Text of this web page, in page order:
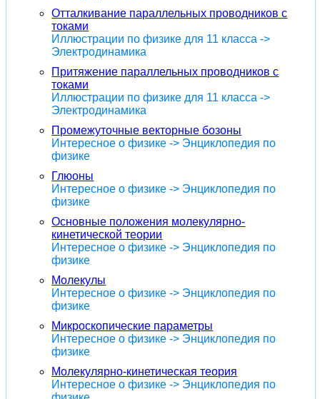
Отталкивание параллельных проводников с
токами
Иллюстрации по физике для 11 класса ->
Электродинамика
Притяжение параллельных проводников с
токами
Иллюстрации по физике для 11 класса ->
Электродинамика
Промежуточные векторные бозоны
Интересное о физике -> Энциклопедия по
физике
Глюоны
Интересное о физике -> Энциклопедия по
физике
Основные положения молекулярно-
кинетической теории
Интересное о физике -> Энциклопедия по
физике
Молекулы
Интересное о физике -> Энциклопедия по
физике
Микроскопические параметры
Интересное о физике -> Энциклопедия по
физике
Молекулярно-кинетическая теория
Интересное о физике -> Энциклопедия по